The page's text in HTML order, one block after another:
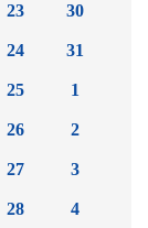
23
24
25
26
27
28
30
31
1
2
3
4